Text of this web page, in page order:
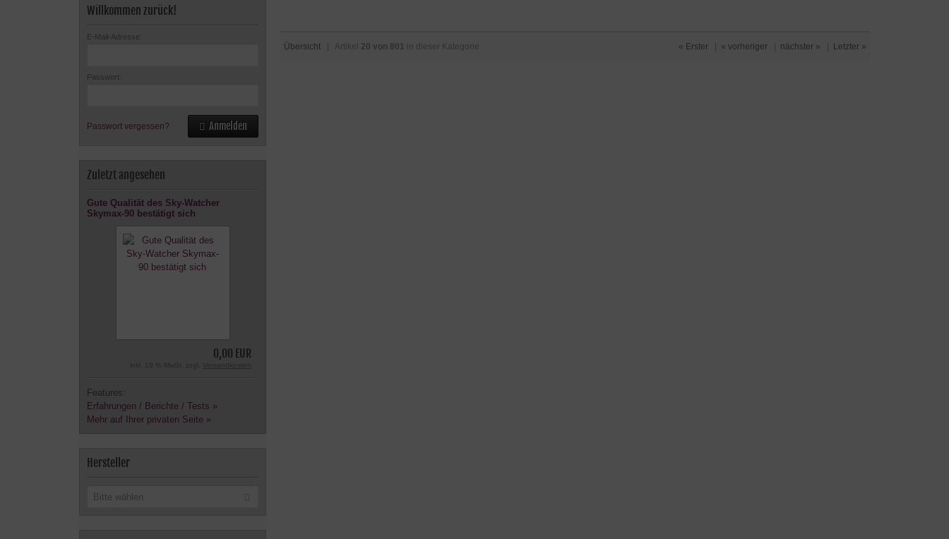
Übersicht | Artikel 20 von 801 in dieser Kategorie « Erster « vorheriger nächster » Letzter »
Willkommen zurück!
E-Mail-Adresse:
Passwort:
Passwort vergessen? Anmelden
Zuletzt angesehen
Gute Qualität des Sky-Watcher
Skymax-90 bestätigt sich
0,00 EUR
inkl. 19 % MwSt. zzgl.
Features:
Erfahrungen / Berichte / Tests »
Mehr auf Ihrer privaten Seite »
Hersteller
Bitte wählen